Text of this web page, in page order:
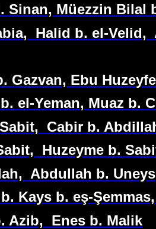
Sinan, Müezzin Bilal
Halid b. el-Velid,
Gazvan, Ebu
el-Yeman, Muaz b.
Cabir b.
Huzeyme b.
Abdullah b. Uneys
Kays b. eş-Şemmas,
Azib,
Enes b. Malik